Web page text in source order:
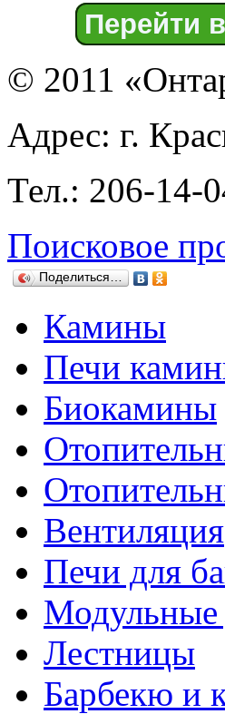
Перейти
© 2011
Адрес: г.
Тел.: 206-14-
Поисковое
Поделиться…
Камины
Печи
Биокамины
Вентиляция
Печи для
Лестницы
Барбекю и